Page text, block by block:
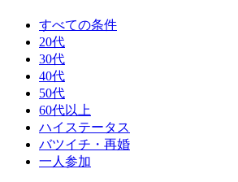
すべての条件
20代
30代
40代
50代
60代以上
ハイステータス
バツイチ・再婚
一人参加